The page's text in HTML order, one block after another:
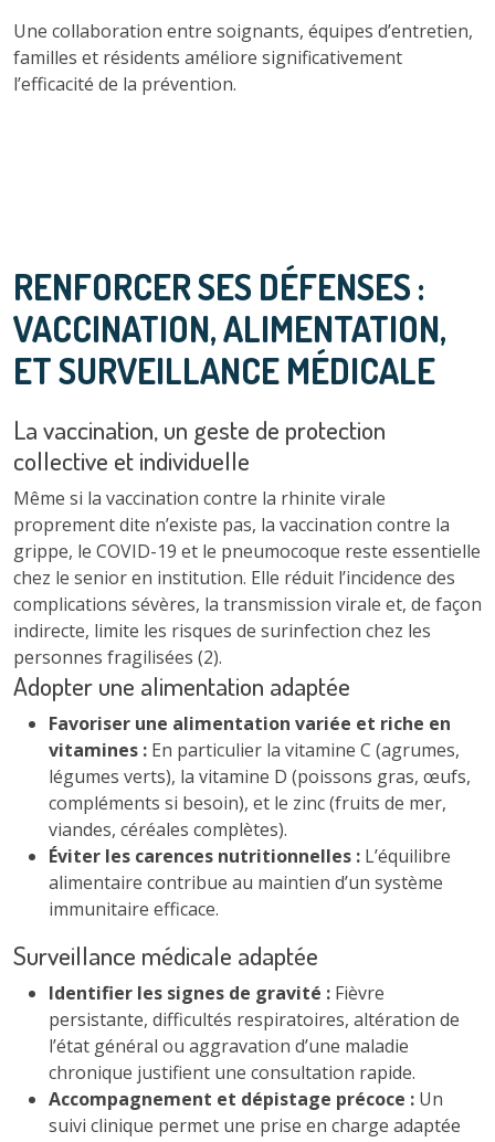
Une collaboration entre soignants, équipes d’entretien,
familles et résidents améliore significativement
l’efficacité de la prévention.
RENFORCER SES DÉFENSES :
VACCINATION, ALIMENTATION,
ET SURVEILLANCE MÉDICALE
La vaccination, un geste de protection
collective et individuelle
Même si la vaccination contre la rhinite virale
proprement dite n’existe pas, la vaccination contre la
grippe, le COVID-19 et le pneumocoque reste essentielle
chez le senior en institution. Elle réduit l’incidence des
complications sévères, la transmission virale et, de façon
indirecte, limite les risques de surinfection chez les
personnes fragilisées (2).
Adopter une alimentation adaptée
Favoriser une alimentation variée et riche en
vitamines : En particulier la vitamine C (agrumes,
légumes verts), la vitamine D (poissons gras, œufs,
compléments si besoin), et le zinc (fruits de mer,
viandes, céréales complètes).
Éviter les carences nutritionnelles : L’équilibre
alimentaire contribue au maintien d’un système
immunitaire efficace.
Surveillance médicale adaptée
Identifier les signes de gravité : Fièvre
persistante, difficultés respiratoires, altération de
l’état général ou aggravation d’une maladie
chronique justifient une consultation rapide.
Accompagnement et dépistage précoce : Un
suivi clinique permet une prise en charge adaptée